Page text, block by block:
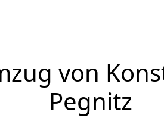
von
Pegnitz